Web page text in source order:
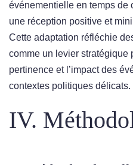
événementielle en temps de
une réception positive et
Cette adaptation réfléchie
comme un levier stratégique
pertinence et l’impact des
contextes politiques délicats.
IV.